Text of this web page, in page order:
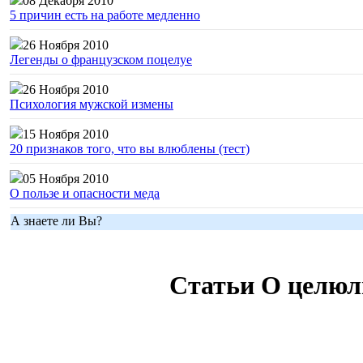
5 причин есть на работе медленно
26 Ноября 2010
Легенды о французском поцелуе
26 Ноября 2010
Психология мужской измены
15 Ноября 2010
20 признаков того, что вы влюблены (тест)
05 Ноября 2010
О пользе и опасности меда
А знаете ли Вы?
Статьи О